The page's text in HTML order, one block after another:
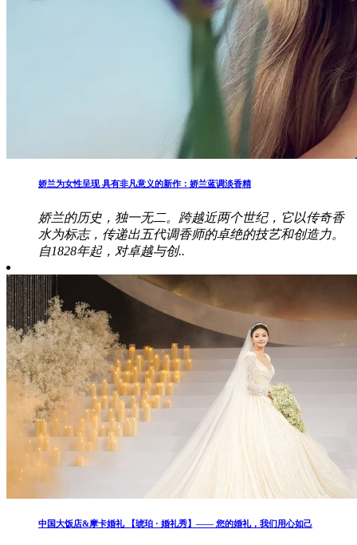
娇兰为女性呈现 具有非凡意义的新作：娇兰蓝调淡香精
娇兰的历史，独一无二。跨越近两个世纪，它以传奇香
水为标志，传递出五代调香师的卓绝的技艺和创造力。
自1828年起，对卓越与创..
中国大饭店&摩卡婚礼 【琥珀 · 婚礼秀】—— 您的婚礼，我们用心如己